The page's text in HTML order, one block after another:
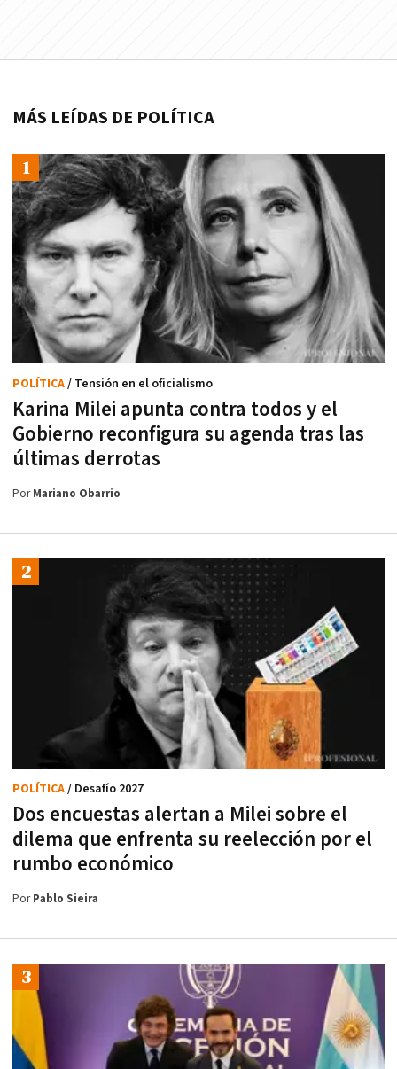
MÁS LEÍDAS DE POLÍTICA
Karina Milei apunta contra todos y el
Gobierno reconfigura su agenda tras las
últimas derrotas
POLÍTICA/ Tensión en el oficialismo
PorMariano Obarrio
Dos encuestas alertan a Milei sobre el
dilema que enfrenta su reelección por el
rumbo económico
POLÍTICA/ Desafío 2027
PorPablo Sieira